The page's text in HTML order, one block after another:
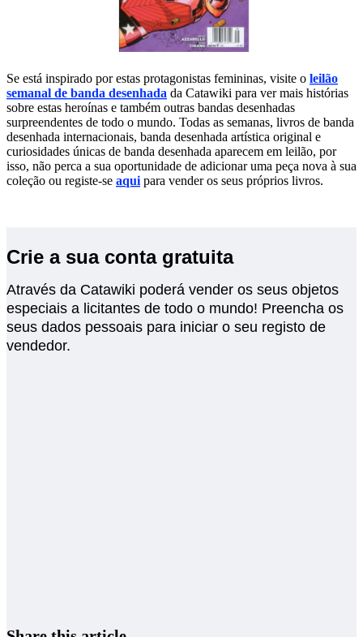
Se está inspirado por estas protagonistas femininas, visite o leilão
semanal de banda desenhada da Catawiki para ver mais histórias
sobre estas heroínas e também outras bandas desenhadas
surpreendentes de todo o mundo. Todas as semanas, livros de banda
desenhada internacionais, banda desenhada artística original e
curiosidades únicas de banda desenhada aparecem em leilão, por
isso, não perca a sua oportunidade de adicionar uma peça nova à sua
coleção ou registe-se aqui para vender os seus próprios livros.
Crie a sua conta gratuita
Através da Catawiki poderá vender os seus objetos
especiais a licitantes de todo o mundo! Preencha os
seus dados pessoais para iniciar o seu registo de
vendedor.